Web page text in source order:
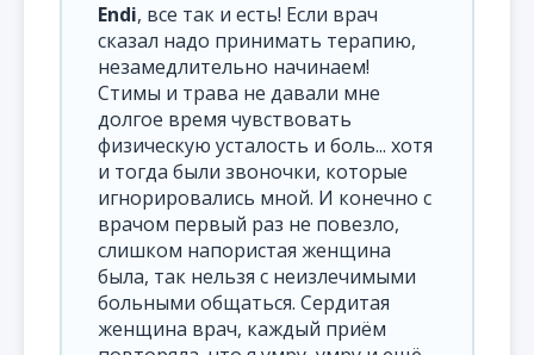
Endi, все так и есть! Если врач
сказал надо принимать терапию,
незамедлительно начинаем!
Стимы и трава не давали мне
долгое время чувствовать
физическую усталость и боль... хотя
и тогда были звоночки, которые
игнорировались мной. И конечно с
врачом первый раз не повезло,
слишком напористая женщина
была, так нельзя с неизлечимыми
больными общаться. Сердитая
женщина врач, каждый приём